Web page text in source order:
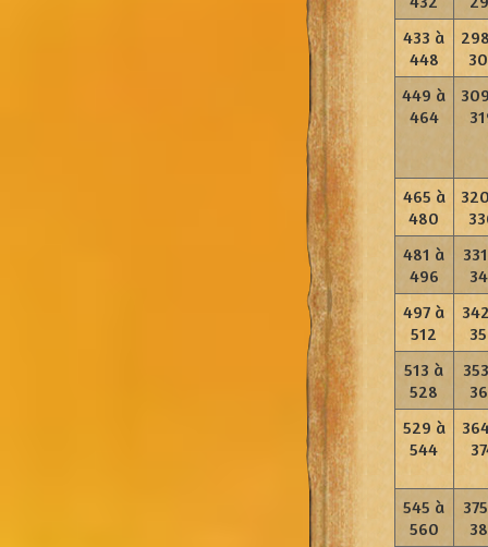
433 à
448
449 à
464
465 à
480
481 à
496
497 à
512
513 à
528
529 à
544
545 à
560